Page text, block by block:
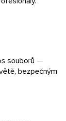
souborů —
bezpečným